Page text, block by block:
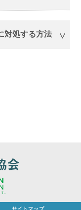
対処する方法
サイトマップ